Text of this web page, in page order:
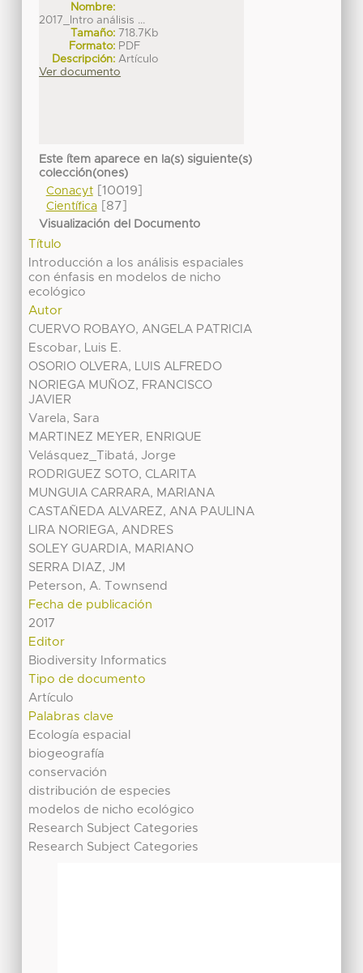
Nombre:
2017_Intro análisis ...
Tamaño: 718.7Kb
Formato: PDF
Descripción: Artículo
Ver documento
Este ítem aparece en la(s) siguiente(s)
colección(ones)
Conacyt[10019]
Científica[87]
Visualización del Documento
Título
Introducción a los análisis espaciales
con énfasis en modelos de nicho
ecológico
Autor
CUERVO ROBAYO, ANGELA PATRICIA
Escobar, Luis E.
OSORIO OLVERA, LUIS ALFREDO
NORIEGA MUÑOZ, FRANCISCO
JAVIER
Varela, Sara
MARTINEZ MEYER, ENRIQUE
Velásquez_Tibatá, Jorge
RODRIGUEZ SOTO, CLARITA
MUNGUIA CARRARA, MARIANA
CASTAÑEDA ALVAREZ, ANA PAULINA
LIRA NORIEGA, ANDRES
SOLEY GUARDIA, MARIANO
SERRA DIAZ, JM
Peterson, A. Townsend
Fecha de publicación
2017
Editor
Biodiversity Informatics
Tipo de documento
Artículo
Palabras clave
Ecología espacial
biogeografía
conservación
distribución de especies
modelos de nicho ecológico
Research Subject Categories
Research Subject Categories